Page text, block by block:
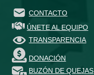
CONTACTO
ÚNETE AL EQUIPO
TRANSPARENCIA
DONACIÓN
BUZÓN DE QUEJAS